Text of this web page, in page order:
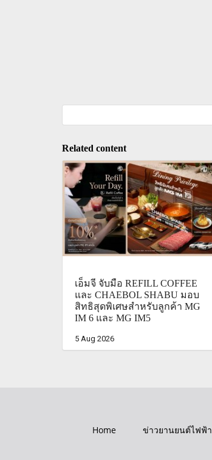
Related content
เอ็มจี จับมือ REFILL COFFEE
และ CHAEBOL SHABU มอบ
สิทธิสุดพิเศษสำหรับลูกค้า MG
IM 6 และ MG IM5
5 Aug 2026
Home ข่าวยานยนต์ไฟฟ้า